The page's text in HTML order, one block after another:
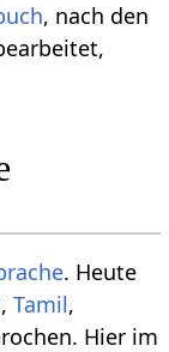
, nach den
. Heute
,Tamil,
Hier im